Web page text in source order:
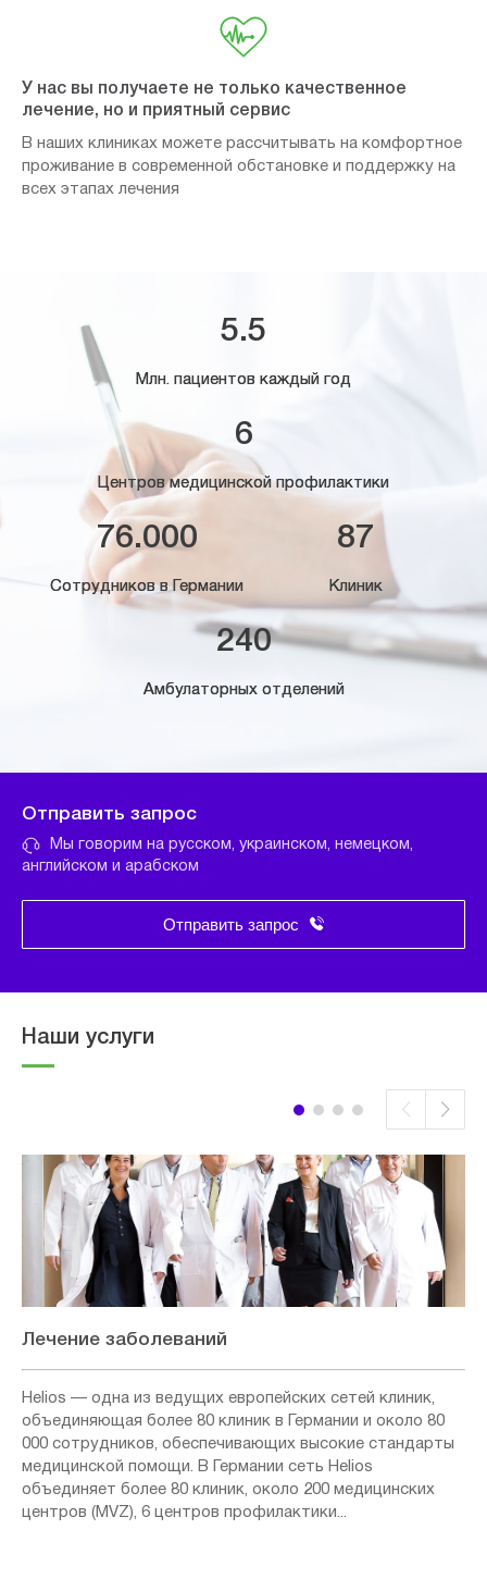
У нас вы получаете не только качественное
лечение, но и приятный сервис
В наших клиниках можете рассчитывать на комфортное
проживание в современной обстановке и поддержку на
всех этапах лечения
5.5
Млн. пациентов каждый год
6
Центров медицинской профилактики
76.000
Сотрудников в Германии
87
Клиник
240
Амбулаторных отделений
Отправить запрос
Мы говорим на русском, украинском, немецком,
английском и арабском
Отправить запрос
Наши услуги
Лечение заболеваний
Helios — одна из ведущих европейских сетей клиник,
объединяющая более 80 клиник в Германии и около 80
000 сотрудников, обеспечивающих высокие стандарты
медицинской помощи. В Германии сеть Helios
объединяет более 80 клиник, около 200 медицинских
центров (MVZ), 6 центров профилактики...